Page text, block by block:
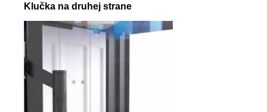
Klučka na druhej strane